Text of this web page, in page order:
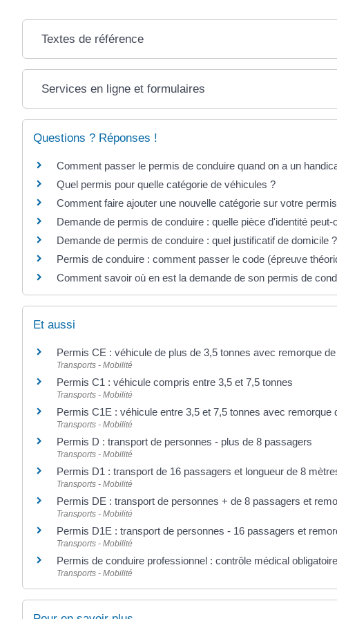
Textes de référence
Services en ligne et formulaires
Questions ? Réponses !
Comment passer le permis de conduire quand on a un
Quel permis pour quelle catégorie de véhicules ?
Comment faire ajouter une nouvelle catégorie sur votre
Demande de permis de conduire : quelle pièce d'identité peut-
Demande de permis de conduire : quel justificatif de domicile ?
Permis de conduire : comment passer le code (épreuve
Comment savoir où en est la demande de son permis de
Et aussi
Permis CE : véhicule de plus de 3,5 tonnes avec remorque
Transports - Mobilité
Permis C1 : véhicule compris entre 3,5 et 7,5 tonnes
Transports - Mobilité
Permis C1E : véhicule entre 3,5 et 7,5 tonnes avec remorque
Transports - Mobilité
Permis D : transport de personnes - plus de 8 passagers
Transports - Mobilité
Permis D1 : transport de 16 passagers et longueur de 8
Transports - Mobilité
Permis DE : transport de personnes + de 8 passagers et
Transports - Mobilité
Permis D1E : transport de personnes - 16 passagers et
Transports - Mobilité
Permis de conduire professionnel : contrôle médical obligatoire
Transports - Mobilité